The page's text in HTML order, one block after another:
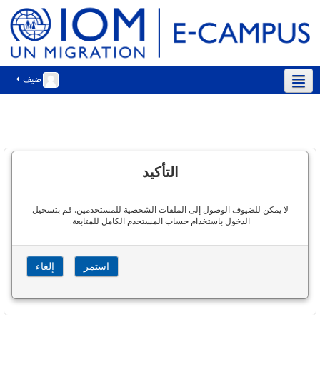
ضيف
التأكيد
لا يمكن للضيوف الوصول إلى الملفات الشخصية للمستخدمين. قم بتسجيل
الدخول باستخدام حساب المستخدم الكامل للمتابعة.